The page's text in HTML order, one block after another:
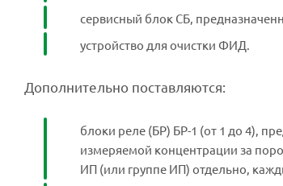
сервисный блок СБ,
устройство для очистки ФИД.
Дополнительно поставляются:
блоки реле (БР) БР-1 (от 1 до 4),
измеряемой концентрации за
ИП (или группе ИП) отдельно,